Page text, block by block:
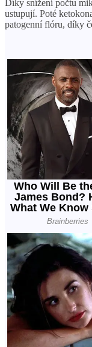
Díky snížení počtu
ustupují. Poté
patogenní flóru, díky